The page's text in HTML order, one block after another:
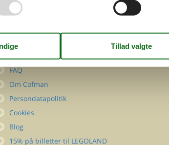
INFORMATION
Kontakt
FAQ
Om Cofman
Persondatapolitik
Cookies
Blog
15% på billetter til LEGOLAND
FØLG OS PÅ